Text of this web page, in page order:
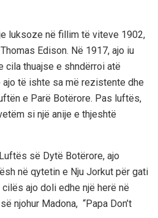
luksoze në fillim të viteve 1902,
Edison. Në 1917, ajo iu
cila thuajse e shndërroi atë
të ishte sa më rezistente dhe
e Parë Botërore. Pas luftës,
si një anije e thjeshtë
së Dytë Botërore, ajo
në qytetin e Nju Jorkut për gati
ajo doli edhe një herë në
njohur Madona, “Papa Don’t